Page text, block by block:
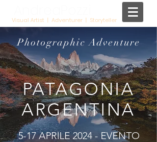
Visual Artist | Adventurer | Storyteller
Photographic Adventure
PATAGONIA
ARGENTINA
5-17 APRILE 2024 - EVENTO